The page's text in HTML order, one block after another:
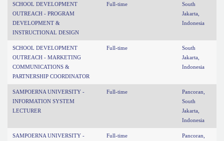
SCHOOL DEVELOPMENT
OUTREACH - PROGRAM
DEVELOPMENT &
INSTRUCTIONAL DESIGN
Full-time
South
Jakarta,
Indonesia
SCHOOL DEVELOPMENT
OUTREACH - MARKETING
COMMUNICATIONS &
PARTNERSHIP COORDINATOR
Full-time
South
Jakarta,
Indonesia
SAMPOERNA UNIVERSITY -
INFORMATION SYSTEM
LECTURER
Full-time
Pancoran,
South
Jakarta,
Indonesia
SAMPOERNA UNIVERSITY -
Full-time
Pancoran,